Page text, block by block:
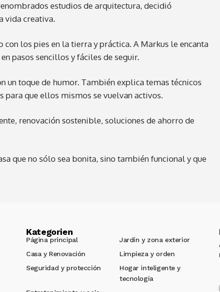
estudios de arquitectura, decidió
vida creativa.
los pies en la tierra y práctica. A Markus le encanta
pasos sencillos y fáciles de seguir.
un toque de humor. También explica temas técnicos
que ellos mismos se vuelvan activos.
renovación sostenible, soluciones de ahorro de
que no sólo sea bonita, sino también funcional y que
Kategorien
Página principal
Jardín y zona exterior
Casa y Renovación
Limpieza y orden
Seguridad y protección
Hogar inteligente y
tecnología